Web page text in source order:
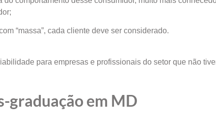
“massa”, cada cliente deve ser considerado.
para empresas e profissionais do setor que não
graduação em MD